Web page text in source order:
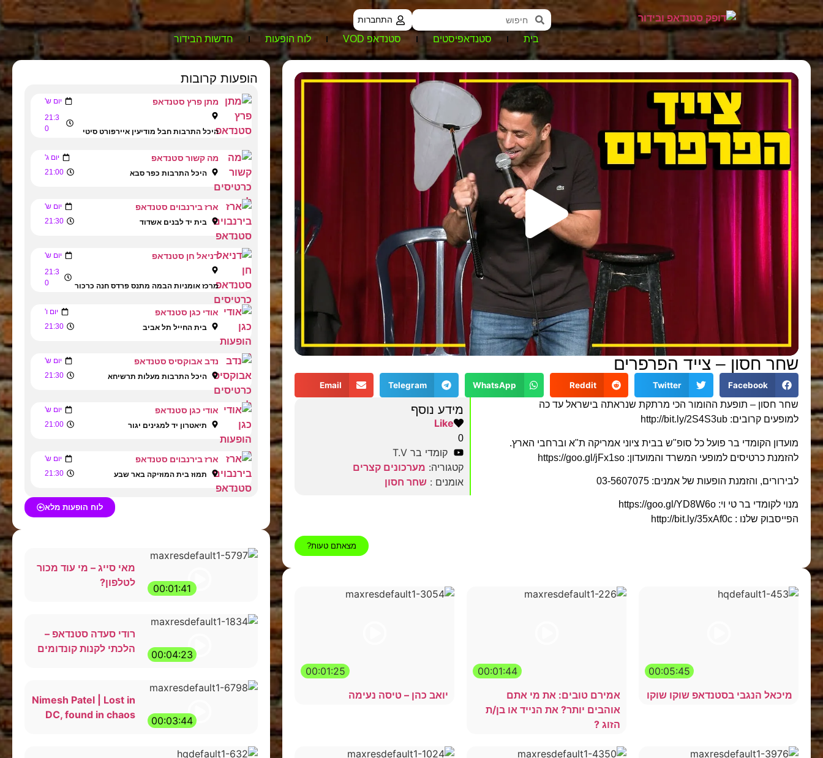
התחברות
בית סטנדאפיסטים סטנדאפ VOD לוח הופעות חדשות הבידור
שחר חסון – צייד הפרפרים
Facebook
Twitter
Reddit
WhatsApp
Telegram
Email
שחר חסון – תופעת ההומור הכי מרתקת שנראתה בישראל עד כה
למופעים קרובים: http://bit.ly/2S4S3ub
מועדון הקומדי בר פועל כל סופ"ש בבית ציוני אמריקה ת"א וברחבי הארץ.
להזמנת כרטיסים למופעי המשרד והמועדון: https://goo.gl/jFx1so
לבירורים, והזמנת הופעות של אמנים: 03-5607075
מנוי לקומדי בר טי וי: https://goo.gl/YD8W6o
הפייסבוק שלנו : http://bit.ly/35xAf0c
מידע נוסף
Like
0
קומדי בר T.V
קטגוריה: מערכונים קצרים
אומנים : שחר חסון
מצאתם טעות?
00:05:45
מיכאל הנגבי בסטנדאפ שוקו שוקו
00:01:44
אמירם טובים: את מי אתם
אוהבים יותר? את הנייד או בן/ת
הזוג ?
00:01:25
יואב כהן – טיסה נעימה
הופעות קרובות
מתן פרץ סטנדאפ יום ש'
היכל התרבות חבל מודיעין איירפורט סיטי
21:3
0
מה קשור סטנדאפ יום ג'
היכל התרבות כפר סבא 21:00
ארז בירנבוים סטנדאפ יום ש'
בית יד לבנים אשדוד 21:30
דניאל חן סטנדאפ יום ש'
מרכז אומניות הבמה מתנס פרדס חנה כרכור
21:3
0
אודי כגן סטנדאפ יום ו'
בית החייל תל אביב 21:30
נדב אבוקסיס סטנדאפ יום ש'
היכל התרבות מעלות תרשיחא 21:30
אודי כגן סטנדאפ יום ש'
תיאטרון יד למגינים יגור 21:00
ארז בירנבוים סטנדאפ יום ש'
תמוז בית המוזיקה באר שבע 21:30
לוח הופעות מלא
00:01:41
מאי סייג – מי עוד מכור
לטלפון?
00:04:23
רודי סעדה סטנדאפ –
הלכתי לקנות קונדומים
00:03:44
Nimesh Patel | Lost in
DC, found in chaos